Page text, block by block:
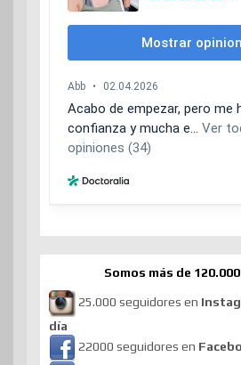
Somos más de
25.000 seguidores en
día
22000 seguidores en